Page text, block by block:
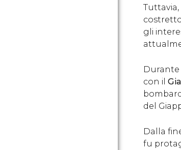
gli
Durante
con il
del
Dalla
fu